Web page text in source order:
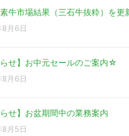
牛市場結果（三石牛抜粋）を更
月6日
らせ】お中元セールのご案内☆
月6日
らせ】お盆期間中の業務案内
月5日